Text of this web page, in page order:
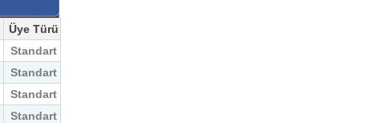
Üye Türü
Standart
Standart
Standart
Standart